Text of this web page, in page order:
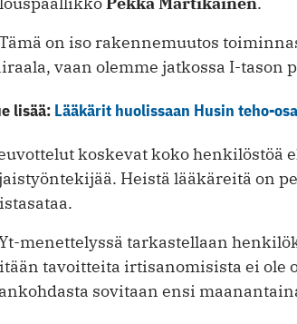
on iso rakennemuutos
vaan olemme jatkossa I-tason
lisää: Lääkärit huolissaan Husin teho-
koskevat koko henkilöstöä
Heistä lääkäreitä on
menettelyssä tarkastellaan
tavoitteita irtisanomisista ei ole
sovitaan ensi